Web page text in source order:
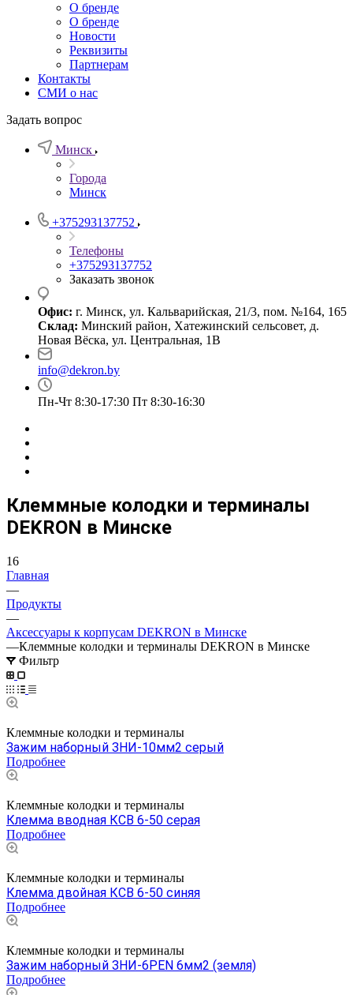
О бренде
О бренде
Новости
Реквизиты
Партнерам
Контакты
СМИ о нас
Задать вопрос
Минск
Города
Минск
+375293137752
Телефоны
+375293137752
Заказать звонок
Офис: г. Минск, ул. Кальварийская, 21/3, пом. №164, 165
Склад: Минский район, Хатежинский сельсовет, д.
Новая Вёска, ул. Центральная, 1В
info@dekron.by
Пн-Чт 8:30-17:30 Пт 8:30-16:30
Клеммные колодки и терминалы
DEKRON в Минске
16
Главная
—
Продукты
—
Аксессуары к корпусам DEKRON в Минске
—Клеммные колодки и терминалы DEKRON в Минске
Фильтр
Клеммные колодки и терминалы
Зажим наборный ЗНИ-10мм2 серый
Подробнее
Клеммные колодки и терминалы
Клемма вводная КСВ 6-50 серая
Подробнее
Клеммные колодки и терминалы
Клемма двойная КСВ 6-50 синяя
Подробнее
Клеммные колодки и терминалы
Зажим наборный ЗНИ-6PEN 6мм2 (земля)
Подробнее